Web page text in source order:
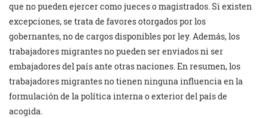
que no pueden ejercer como jueces o magistrados. Si existen
excepciones, se trata de favores otorgados por los
gobernantes, no de cargos disponibles por ley. Además, los
trabajadores migrantes no pueden ser enviados ni ser
embajadores del país ante otras naciones. En resumen, los
trabajadores migrantes no tienen ninguna influencia en la
formulación de la política interna o exterior del país de
acogida.